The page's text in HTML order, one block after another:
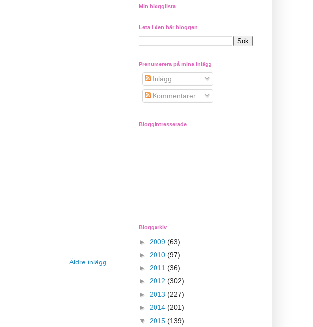
Äldre inlägg
Min blogglista
Leta i den här bloggen
Prenumerera på mina inlägg
Inlägg
Kommentarer
Bloggintresserade
Bloggarkiv
► 2009 (63)
► 2010 (97)
► 2011 (36)
► 2012 (302)
► 2013 (227)
► 2014 (201)
▼ 2015 (139)